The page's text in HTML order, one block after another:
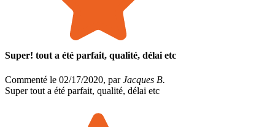
Super! tout a été parfait, qualité, délai etc
Commenté le 02/17/2020, parJacques B.
Super tout a été parfait, qualité, délai etc